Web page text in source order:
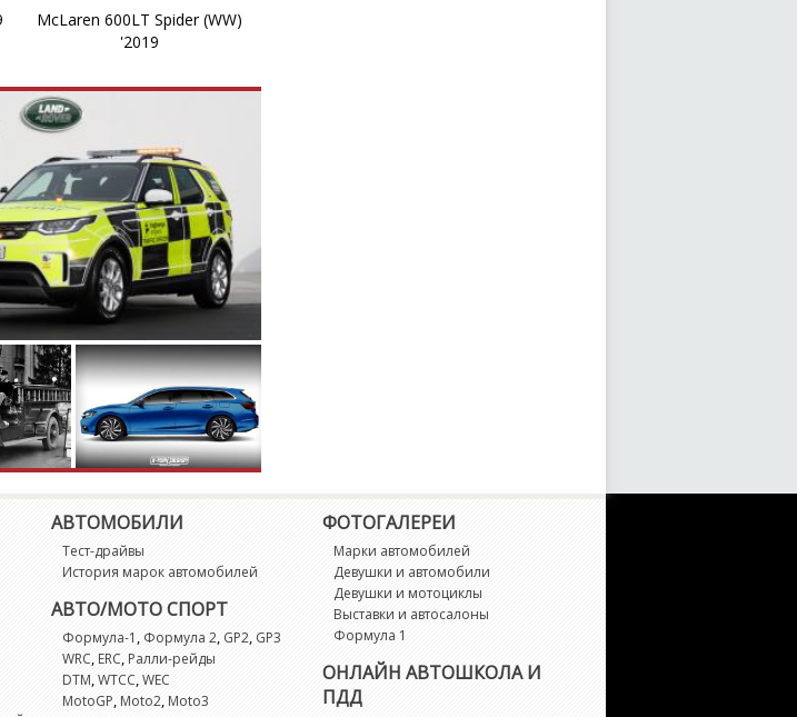
McLaren 600LT Spider (WW)
'2019
АВТОМОБИЛИ
Тест-драйвы
История марок автомобилей
АВТО/МОТО СПОРТ
Формула-1 , Формула 2, GP2, GP3
WRC,ERC,Ралли-рейды
DTM,WTCC,WEC
MotoGP,Moto2,Moto3
ФОТОГАЛЕРЕИ
Марки автомобилей
Девушки и автомобили
Девушки и мотоциклы
Выставки и автосалоны
Формула 1
ОНЛАЙН АВТОШКОЛА И
ПДД